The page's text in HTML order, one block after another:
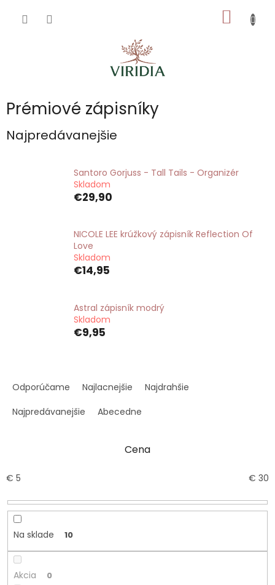
KOŠÍK
Prémiové zápisníky
Najpredávanejšie
Santoro Gorjuss - Tall Tails - Organizér
Skladom
€29,90
NICOLE LEE krúžkový zápisník Reflection Of
Love
Skladom
€14,95
Astral zápisník modrý
Skladom
€9,95
a
e
r
d
t
Odporúčame Najlacnejšie
Najdrahšie
Najpredávanejšie
Abecedne
Cena
€ 5 € 30
Na sklade 10
Akcia 0